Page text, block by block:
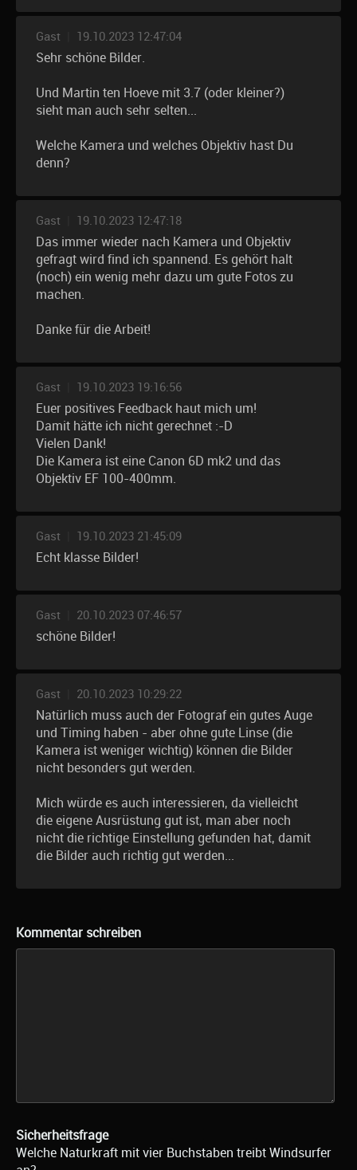
Gast 19.10.2023 12:47:04
Sehr schöne Bilder.
Und Martin ten Hoeve mit 3.7 (oder kleiner?)
sieht man auch sehr selten...
Welche Kamera und welches Objektiv hast Du
denn?
Gast 19.10.2023 12:47:18
Das immer wieder nach Kamera und Objektiv
gefragt wird find ich spannend. Es gehört halt
(noch) ein wenig mehr dazu um gute Fotos zu
machen.
Danke für die Arbeit!
Gast 19.10.2023 19:16:56
Euer positives Feedback haut mich um!
Damit hätte ich nicht gerechnet :-D
Vielen Dank!
Die Kamera ist eine Canon 6D mk2 und das
Objektiv EF 100-400mm.
Gast 19.10.2023 21:45:09
Echt klasse Bilder!
Gast 20.10.2023 07:46:57
schöne Bilder!
Gast 20.10.2023 10:29:22
Natürlich muss auch der Fotograf ein gutes Auge
und Timing haben - aber ohne gute Linse (die
Kamera ist weniger wichtig) können die Bilder
nicht besonders gut werden.
Mich würde es auch interessieren, da vielleicht
die eigene Ausrüstung gut ist, man aber noch
nicht die richtige Einstellung gefunden hat, damit
die Bilder auch richtig gut werden...
Kommentar schreiben
Sicherheitsfrage
Welche Naturkraft mit vier Buchstaben treibt Windsurfer